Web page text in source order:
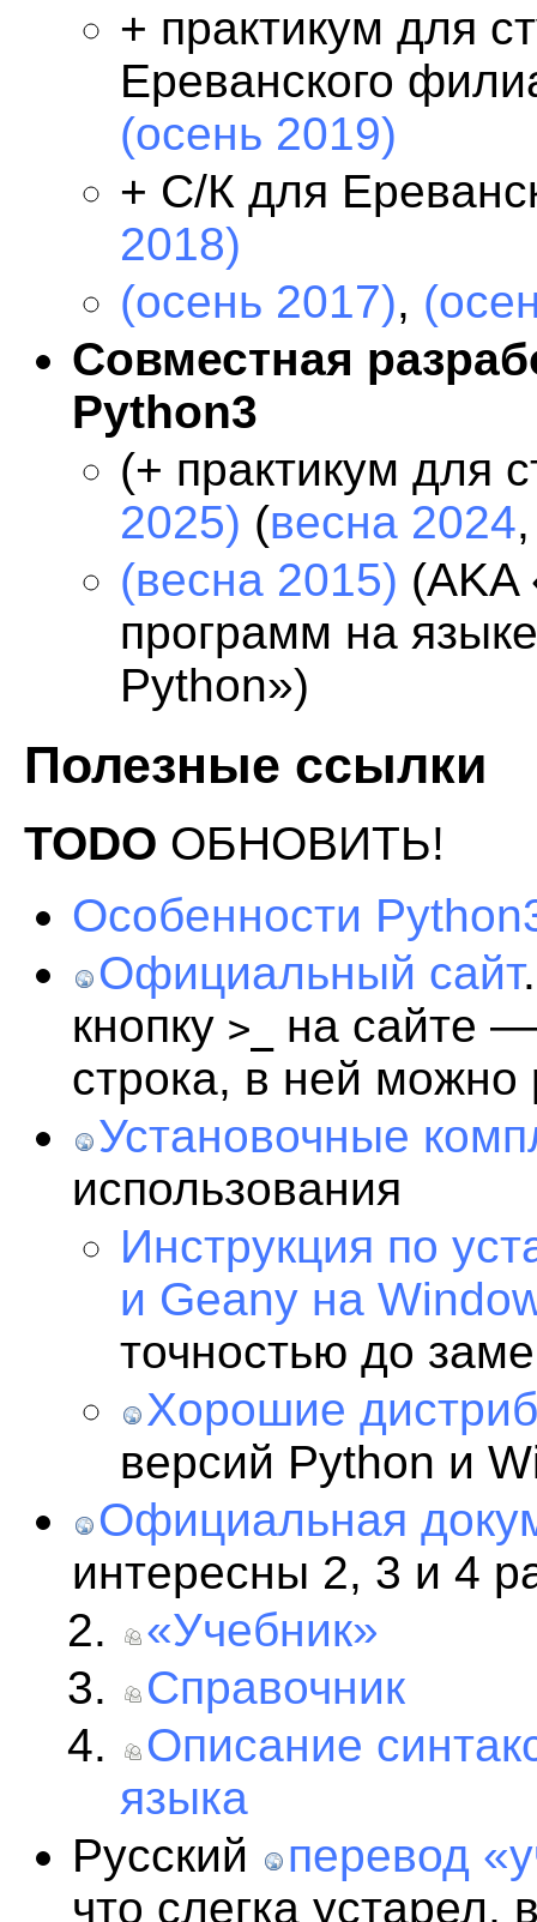
+ практикум для
Ереванского
(осень 2019)
+ С/К для
2018)
(осень 2017),
Совместная
Python3
(+ практикум для
2025) (весна 2024
(весна 2015) (AKA
программ на
Python»)
Полезные ссылки
TODO ОБНОВИТЬ!
Особенности
Официальный сайт
кнопку >_
на сайте
строка, в ней можно
Установочные
использования
Инструкция по
и Geany на
точностью до
Хорошие
версий Python и
Официальная
интересны 2, 3 и 4
«Учебник»
Справочник
Описание
языка
Русский
перевод
что слегка